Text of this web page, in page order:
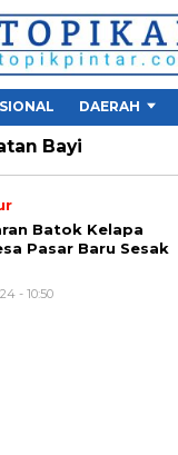
DAERAH
Bayi
Batok Kelapa
Pasar Baru Sesak
- 10:50